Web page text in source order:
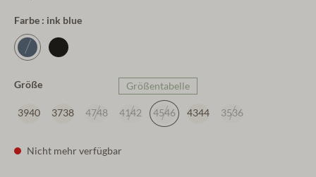
Farbe : ink blue
Größe Größentabelle
3940 3738 4748 4142 4546 4344 3536
Nicht mehr verfügbar